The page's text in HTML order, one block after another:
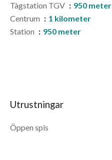
Tàgstation TGV
950 meter
Centrum
1 kilometer
Station
950 meter
Utrustningar
Öppen spis